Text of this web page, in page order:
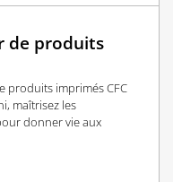
de produits
produits imprimés CFC
maîtrisez les
donner vie aux